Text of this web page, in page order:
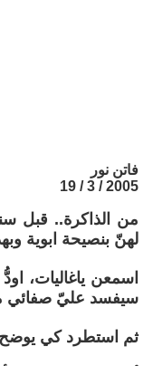
فاتن نور
2005 / 3 / 19
من الذاكرة.. قبل
لهنّ بنصيحة ابوية
اسمعن ياغاليات،
سيفسد عليّ صفائي
ثم استطرد كي يوضح